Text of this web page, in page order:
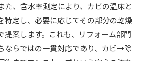
た、含水率測定により、カビの温床と
特定し、必要に応じてその部分の乾燥
提案します。これも、リフォーム部門
ならではの一貫対応であり、カビ→除